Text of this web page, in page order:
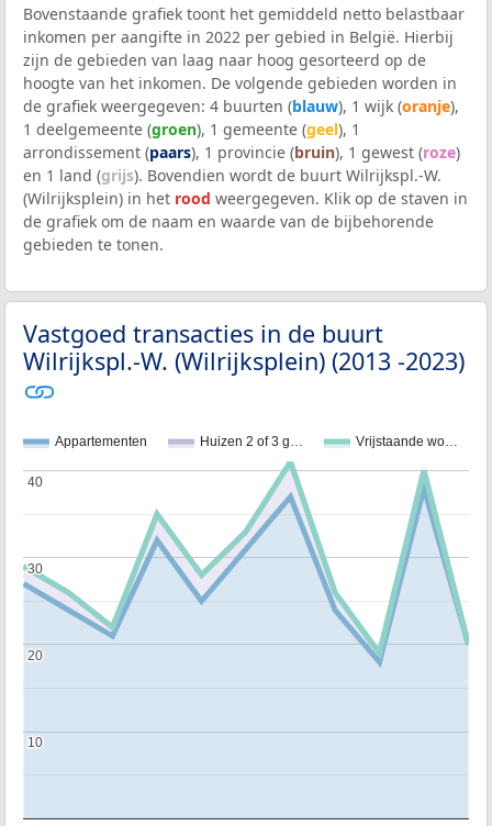
Bovenstaande grafiek toont het gemiddeld netto belastbaar
inkomen per aangifte in 2022 per gebied in België. Hierbij
zijn de gebieden van laag naar hoog gesorteerd op de
hoogte van het inkomen. De volgende gebieden worden in
de grafiek weergegeven: 4 buurten (blauw), 1 wijk (oranje),
1 deelgemeente (groen), 1 gemeente (geel), 1
arrondissement (paars), 1 provincie (bruin), 1 gewest (roze)
en 1 land (grijs). Bovendien wordt de buurt Wilrijkspl.-W.
(Wilrijksplein) in het rood weergegeven. Klik op de staven in
de grafiek om de naam en waarde van de bijbehorende
gebieden te tonen.
Vastgoed transacties in de buurt
Wilrijkspl.-W. (Wilrijksplein) (2013 -2023)
Appartementen Huizen 2 of 3 g… Vrijstaande wo…
10
10
20
20
30
30
40
40